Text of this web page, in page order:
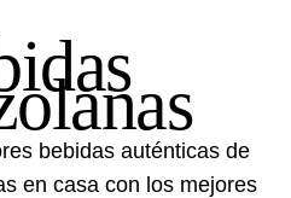
bebidas auténticas de
en casa con los mejores